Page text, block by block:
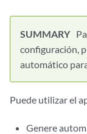
configuración,
automático
Puede utilizar el
Genere